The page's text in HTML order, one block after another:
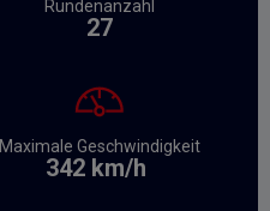
Rundenanzahl
27
Maximale Geschwindigkeit
342 km/h